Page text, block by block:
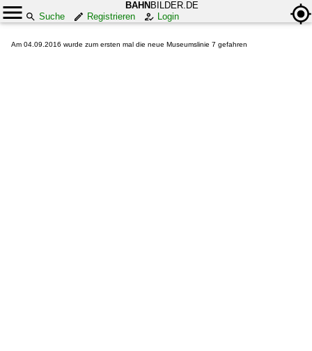
BAHN BILDER.DE
Suche
Registrieren Login
Am 04.09.2016 wurde zum ersten mal die neue Museumslinie 7 gefahren